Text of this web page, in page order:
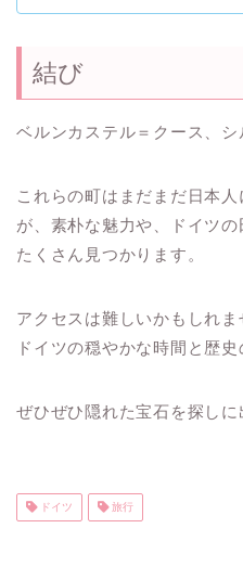
結び
ベルンカステル＝クース、シ
これらの町はまだまだ日本
が、素朴な魅力や、ドイツ
たくさん見つかります。
アクセスは難しいかもしれ
ドイツの穏やかな時間と歴史
ぜひぜひ隠れた宝石を探しに
ドイツ 旅行